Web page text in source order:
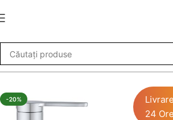
Lavoar Sensea Essential Crom:
-20%
24 Ore